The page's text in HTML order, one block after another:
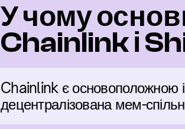
У чому
Chainlink і
Chainlink є основоположною
децентралізована мем-